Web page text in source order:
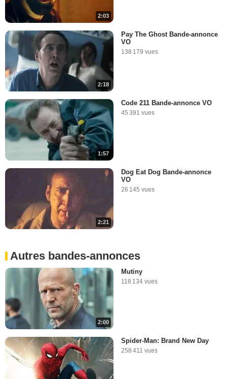
2:03
2:18
Pay The Ghost Bande-annonce
VO
138 179 vues
1:57
Code 211 Bande-annonce VO
45 391 vues
2:21
Dog Eat Dog Bande-annonce
VO
26 145 vues
Autres bandes-annonces
2:00
Mutiny
118 134 vues
Spider-Man: Brand New Day
258 411 vues